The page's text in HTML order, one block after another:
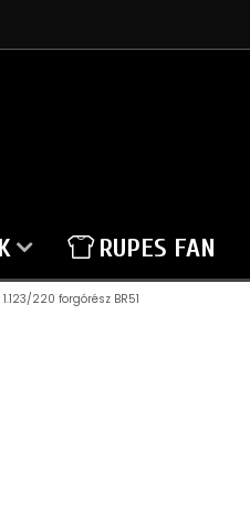
RUPES FAN
220 forgórész BR51